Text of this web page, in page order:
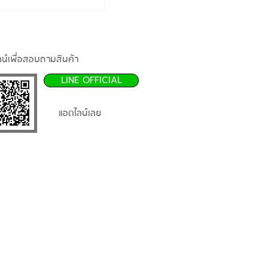
น์เพื่อสอบถามสินค้า
LINE OFFICIAL
แอดไลน์เลย